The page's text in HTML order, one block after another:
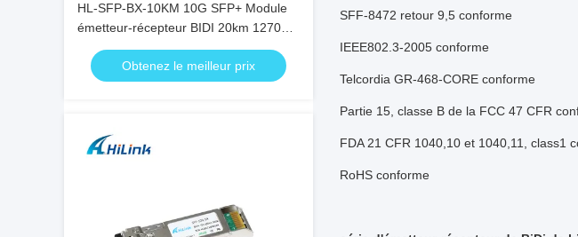
HL-SFP-BX-10KM 10G SFP+ Module
émetteur-récepteur BIDI 20km 1270nm
1330nm Connecteur LC RoHS
Obtenez le meilleur prix
SFF-8472 retour 9,5 conforme
IEEE802.3-2005 conforme
Telcordia GR-468-CORE conforme
Partie 15, classe B de la FCC 47 CFR
FDA 21 CFR 1040,10 et 1040,11, class1
RoHS conforme